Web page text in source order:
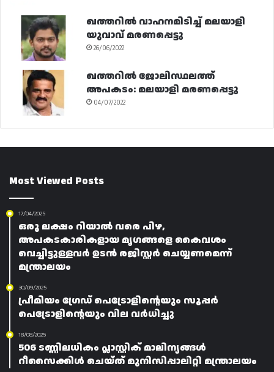
ഖത്തറിൽ വാഹനമിടിച്ച് മലയാളി
യുവാവ് മരണപ്പെട്ടു
26/06/2022
ഖത്തറിൽ ജോലിസ്ഥലത്ത്
അപകടം: മലയാളി മരണപ്പെട്ടു
04/07/2022
Most Viewed Posts
17/04/2025
ഒരു ലക്ഷം റിയാൽ വരെ പിഴ,
അപകടകാരികളായ മൃഗങ്ങളെ കൈവശം
വെച്ചിട്ടുള്ളവർ ഉടൻ രജിസ്റ്റർ ചെയ്യണമെന്ന്
മന്ത്രാലയം
30/09/2025
പ്രീമിയം ഗ്രേഡ് പെട്രോളിന്റെയും സൂപ്പർ
പെട്രോളിന്റെയും വില വർധിച്ചു
18/08/2025
506 ടണ്ണിലധികം പ്ലാസ്റ്റിക് മാലിന്യങ്ങൾ
റീസൈക്കിൾ ചെയ്‌ത്‌ മുനിസിപ്പാലിറ്റി മന്ത്രാലയം